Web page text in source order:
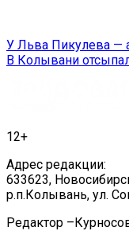
Навигация
по
У Льва Пикулева —
В Колывани
12+
Адрес редакции:
633623,
р.п.Колывань, ул.
Редактор